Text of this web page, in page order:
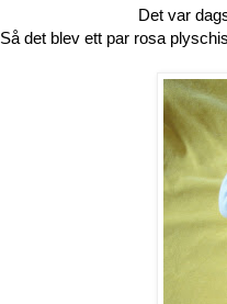
Det var
Så det blev ett par rosa